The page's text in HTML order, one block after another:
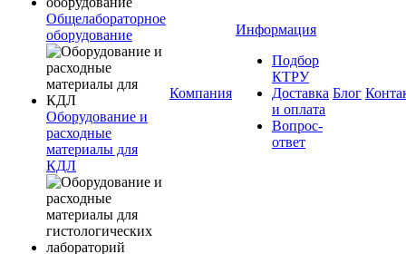
Общелабораторное
оборудование
Оборудование и
расходные
материалы для
КДЛ
Компания
Информация
Подбор
КТРУ
Доставка
и оплата
Вопрос-
ответ
Блог